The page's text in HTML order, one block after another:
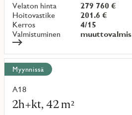
Velaton hinta
279 760 €
Hoitovastike
201.6 €
Kerros
4/15
Valmistuminen
muuttovalmis
Myynnissä
A18
2h+kt, 42 m²
Lue
lisää
kohteesta